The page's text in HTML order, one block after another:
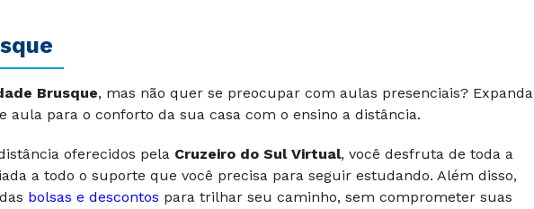
Brusque, mas não quer se preocupar com aulas presenciais? Expanda
aula para o conforto da sua casa com o ensino a distância.
oferecidos pela Cruzeiro do Sul Virtual, você desfruta de toda a
a todo o suporte que você precisa para seguir estudando. Além disso,
bolsas e descontos para trilhar seu caminho, sem comprometer suas